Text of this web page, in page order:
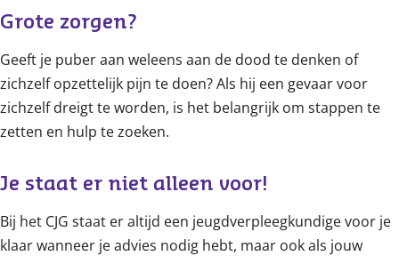
Grote zorgen?
Geeft je puber aan weleens aan de dood te denken of
zichzelf opzettelijk pijn te doen? Als hij een gevaar voor
zichzelf dreigt te worden, is het belangrijk om stappen te
zetten en hulp te zoeken.
Je staat er niet alleen voor!
Bij het CJG staat er altijd een jeugdverpleegkundige voor je
klaar wanneer je advies nodig hebt, maar ook als jouw